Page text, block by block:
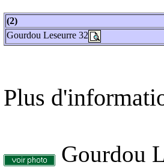
(2)
Gourdou Leseurre 32
Plus
Gourdou